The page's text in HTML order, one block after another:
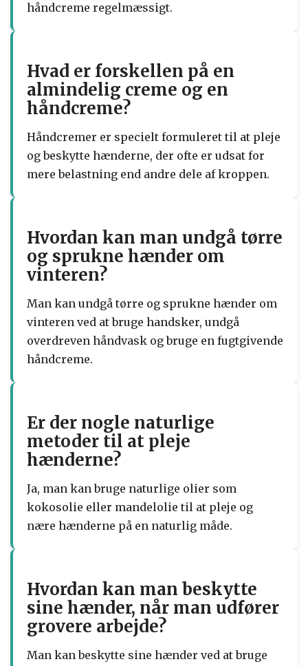
håndcreme regelmæssigt.
Hvad er forskellen på en
almindelig creme og en
håndcreme?
Håndcremer er specielt formuleret til at pleje
og beskytte hænderne, der ofte er udsat for
mere belastning end andre dele af kroppen.
Hvordan kan man undgå tørre
og sprukne hænder om
vinteren?
Man kan undgå tørre og sprukne hænder om
vinteren ved at bruge handsker, undgå
overdreven håndvask og bruge en fugtgivende
håndcreme.
Er der nogle naturlige
metoder til at pleje
hænderne?
Ja, man kan bruge naturlige olier som
kokosolie eller mandelolie til at pleje og
nære hænderne på en naturlig måde.
Hvordan kan man beskytte
sine hænder, når man udfører
grovere arbejde?
Man kan beskytte sine hænder ved at bruge